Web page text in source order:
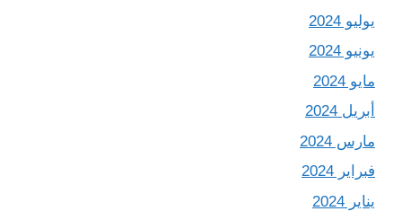
يوليو 2024
يونيو 2024
مايو 2024
أبريل 2024
مارس 2024
فبراير 2024
يناير 2024